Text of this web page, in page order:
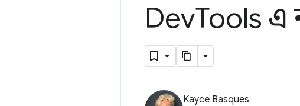
DevTools
Kayce Basques